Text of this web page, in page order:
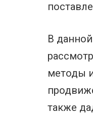
В
методы
также